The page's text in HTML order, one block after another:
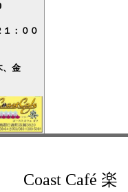
：００
、金
Coast Café 楽